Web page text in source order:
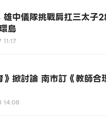
中儀隊挑戰肩扛三太子
島
》掀討論 南市訂《教師合
14:08